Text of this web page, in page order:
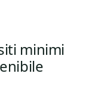
minimi